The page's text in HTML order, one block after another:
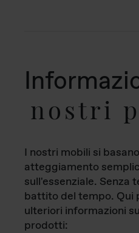
nostri
I nostri mobili si
atteggiamento
sull'essenziale. Senza
battito del tempo. Qui
ulteriori informazioni
prodotti: